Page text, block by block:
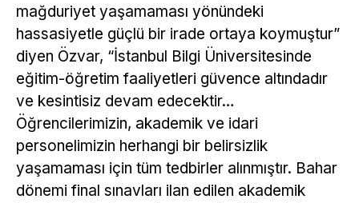
mağduriyet yaşamaması yönündeki
hassasiyetle güçlü bir irade ortaya koymuştur”
diyen Özvar, “İstanbul Bilgi Üniversitesinde
eğitim-öğretim faaliyetleri güvence altındadır
ve kesintisiz devam edecektir…
Öğrencilerimizin, akademik ve idari
personelimizin herhangi bir belirsizlik
yaşamaması için tüm tedbirler alınmıştır. Bahar
dönemi final sınavları ilan edilen akademik